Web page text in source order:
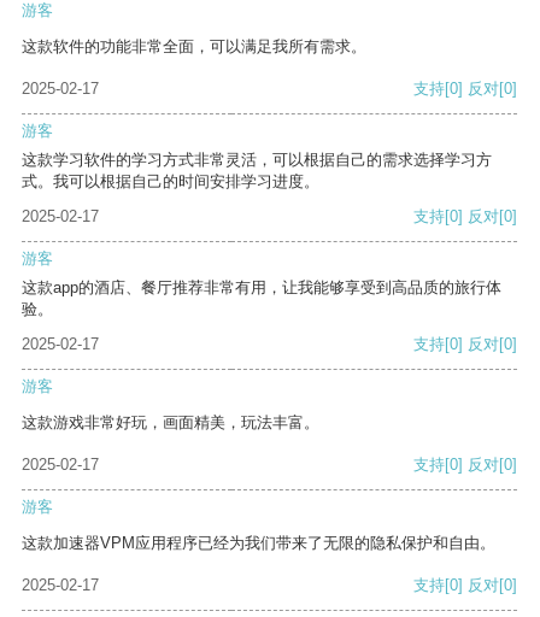
游客
这款软件的功能非常全面，可以满足我所有需求。
2025-02-17 支持[0] 反对[0]
游客
这款学习软件的学习方式非常灵活，可以根据自己的需求选择学习方
式。我可以根据自己的时间安排学习进度。
2025-02-17
支持[0] 反对[0]
游客
这款app的酒店、餐厅推荐非常有用，让我能够享受到高品质的旅行体
验。
2025-02-17
支持[0] 反对[0]
游客
这款游戏非常好玩，画面精美，玩法丰富。
2025-02-17 支持[0] 反对[0]
游客
这款加速器VPM应用程序已经为我们带来了无限的隐私保护和自由。
2025-02-17 支持[0] 反对[0]